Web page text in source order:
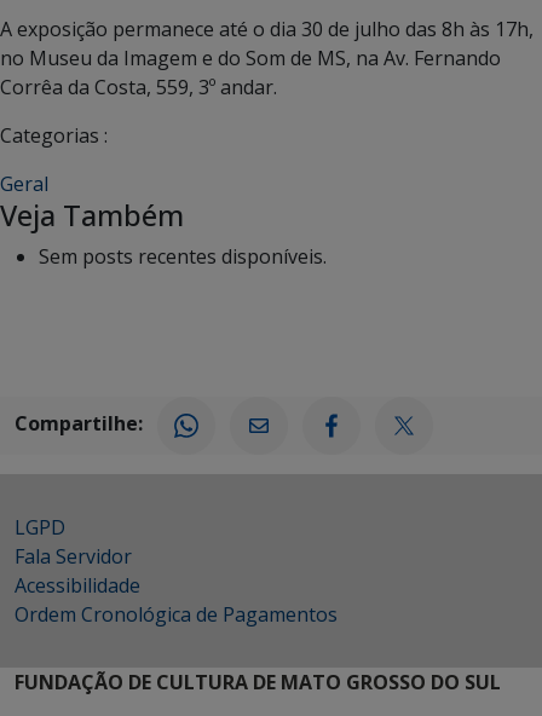
A exposição permanece até o dia 30 de julho das 8h às 17h,
no Museu da Imagem e do Som de MS, na Av. Fernando
Corrêa da Costa, 559, 3º andar.
Categorias :
Geral
Veja Também
Sem posts recentes disponíveis.
Compartilhe:
LGPD
Fala Servidor
Acessibilidade
Ordem Cronológica de Pagamentos
FUNDAÇÃO DE CULTURA DE MATO GROSSO DO SUL